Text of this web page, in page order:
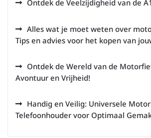
Ontdek de Veelzijdigheid van de
Alles wat je moet weten over
Tips en advies voor het kopen van
Ontdek de Wereld van de
Avontuur en Vrijheid!
Handig en Veilig: Universele Motor
Telefoonhouder voor Optimaal